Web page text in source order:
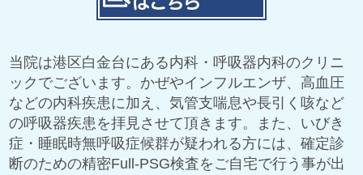
当院は港区白金台にある内科・呼吸器内科のクリニ
ックでございます。かぜやインフルエンザ、高血圧
などの内科疾患に加え、気管支喘息や長引く咳など
の呼吸器疾患を拝見させて頂きます。また、いびき
症・睡眠時無呼吸症候群が疑われる方には、確定診
断のための精密Full-PSG検査をご自宅で行う事が出